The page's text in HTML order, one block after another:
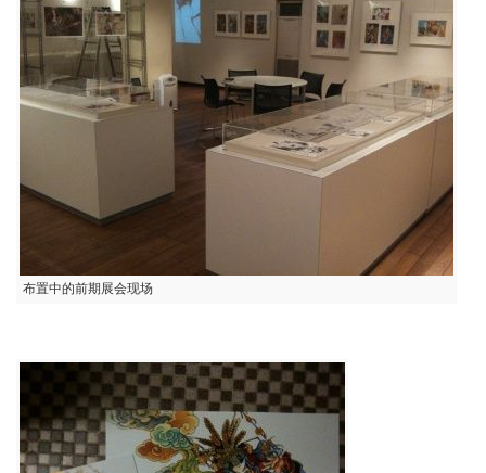
布置中的前期展会现场